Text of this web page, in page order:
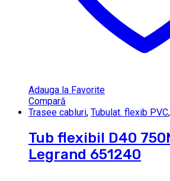
Adauga la Favorite
Compară
Trasee cabluri, Tubulat. flexib PVC,
Tub flexibil D40
Legrand 651240